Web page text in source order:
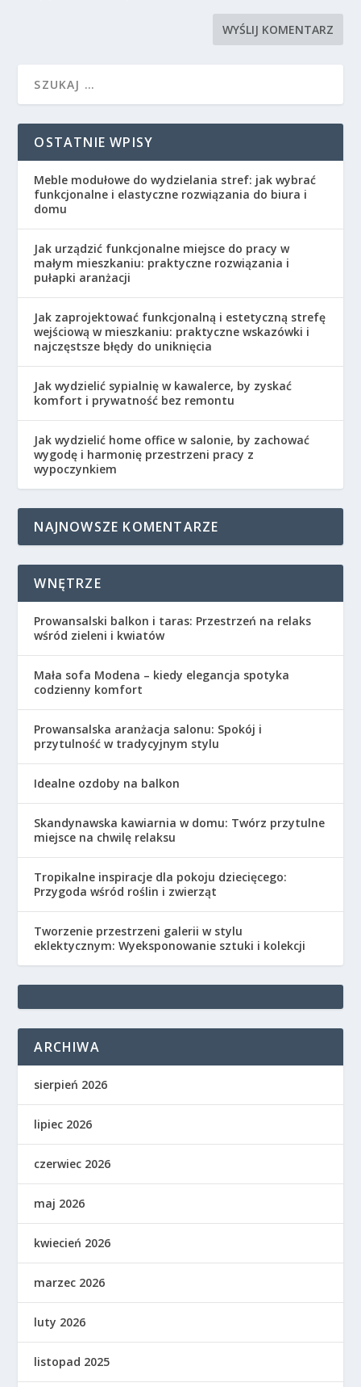
OSTATNIE WPISY
Meble modułowe do wydzielania stref: jak wybrać
funkcjonalne i elastyczne rozwiązania do biura i
domu
Jak urządzić funkcjonalne miejsce do pracy w
małym mieszkaniu: praktyczne rozwiązania i
pułapki aranżacji
Jak zaprojektować funkcjonalną i estetyczną strefę
wejściową w mieszkaniu: praktyczne wskazówki i
najczęstsze błędy do uniknięcia
Jak wydzielić sypialnię w kawalerce, by zyskać
komfort i prywatność bez remontu
Jak wydzielić home office w salonie, by zachować
wygodę i harmonię przestrzeni pracy z
wypoczynkiem
NAJNOWSZE KOMENTARZE
WNĘTRZE
Prowansalski balkon i taras: Przestrzeń na relaks
wśród zieleni i kwiatów
Mała sofa Modena – kiedy elegancja spotyka
codzienny komfort
Prowansalska aranżacja salonu: Spokój i
przytulność w tradycyjnym stylu
Idealne ozdoby na balkon
Skandynawska kawiarnia w domu: Twórz przytulne
miejsce na chwilę relaksu
Tropikalne inspiracje dla pokoju dziecięcego:
Przygoda wśród roślin i zwierząt
Tworzenie przestrzeni galerii w stylu
eklektycznym: Wyeksponowanie sztuki i kolekcji
ARCHIWA
sierpień 2026
lipiec 2026
czerwiec 2026
maj 2026
kwiecień 2026
marzec 2026
luty 2026
listopad 2025